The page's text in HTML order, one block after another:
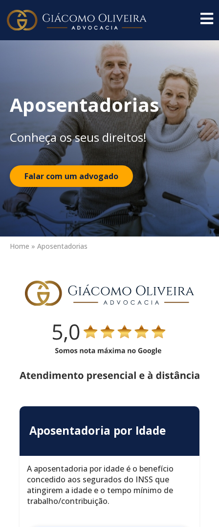
Aposentadorias
Conheça os seus direitos!
Falar com um advogado
Home » Aposentadorias
Aposentadoria por Idade
A aposentadoria por idade é o benefício
concedido aos segurados do INSS que
atingirem a idade e o tempo mínimo de
trabalho/contribuição.